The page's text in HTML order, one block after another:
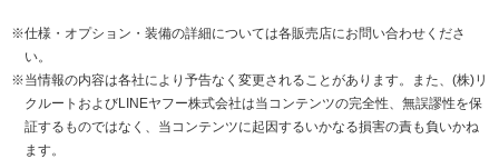
※仕様・オプション・装備の詳細については各販売店にお問い合わせくださ
い。
※当情報の内容は各社により予告なく変更されることがあります。また、(株)リ
クルートおよびLINEヤフー株式会社は当コンテンツの完全性、無誤謬性を保
証するものではなく、当コンテンツに起因するいかなる損害の責も負いかね
ます。